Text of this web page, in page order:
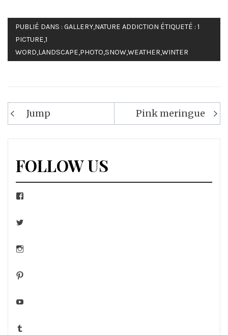
PUBLIÉ DANS : GALLERY,NATURE ADDICTION ÉTIQUETÉ : 1
PICTURE,1
WORD,LANDSCAPE,PHOTO,SNOW,WEATHER,WINTER
Navigation
de
Jump Pink meringue
FOLLOW US
Facebook
Twitter
Instagram
Pinterest
YouTube
Tumblr